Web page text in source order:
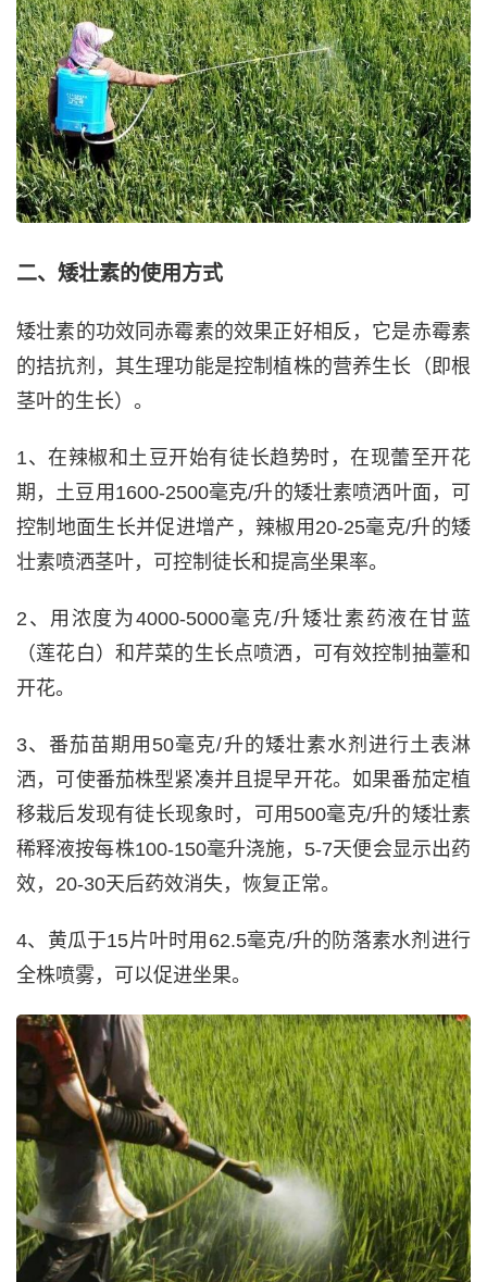
二、矮壮素的使用方式
矮壮素的功效同赤霉素的效果正好相反，它是赤霉素
的拮抗剂，其生理功能是控制植株的营养生长（即根
茎叶的生长）。
1、在辣椒和土豆开始有徒长趋势时，在现蕾至开花
期，土豆用1600-2500毫克/升的矮壮素喷洒叶面，可
控制地面生长并促进增产，辣椒用20-25毫克/升的矮
壮素喷洒茎叶，可控制徒长和提高坐果率。
2、用浓度为4000-5000毫克/升矮壮素药液在甘蓝
（莲花白）和芹菜的生长点喷洒，可有效控制抽薹和
开花。
3、番茄苗期用50毫克/升的矮壮素水剂进行土表淋
洒，可使番茄株型紧凑并且提早开花。如果番茄定植
移栽后发现有徒长现象时，可用500毫克/升的矮壮素
稀释液按每株100-150毫升浇施，5-7天便会显示出药
效，20-30天后药效消失，恢复正常。
4、黄瓜于15片叶时用62.5毫克/升的防落素水剂进行
全株喷雾，可以促进坐果。